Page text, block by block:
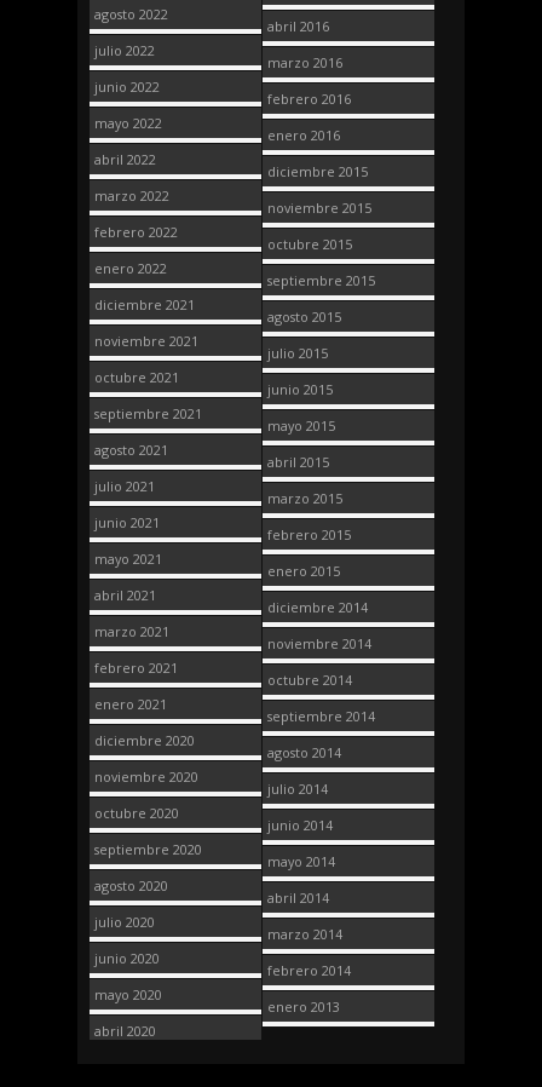
agosto 2022
julio 2022
junio 2022
mayo 2022
abril 2022
marzo 2022
febrero 2022
enero 2022
diciembre 2021
noviembre 2021
octubre 2021
septiembre 2021
agosto 2021
julio 2021
junio 2021
mayo 2021
abril 2021
marzo 2021
febrero 2021
enero 2021
diciembre 2020
noviembre 2020
octubre 2020
septiembre 2020
agosto 2020
julio 2020
junio 2020
mayo 2020
abril 2020
abril 2016
marzo 2016
febrero 2016
enero 2016
diciembre 2015
noviembre 2015
octubre 2015
septiembre 2015
agosto 2015
julio 2015
junio 2015
mayo 2015
abril 2015
marzo 2015
febrero 2015
enero 2015
diciembre 2014
noviembre 2014
octubre 2014
septiembre 2014
agosto 2014
julio 2014
junio 2014
mayo 2014
abril 2014
marzo 2014
febrero 2014
enero 2013